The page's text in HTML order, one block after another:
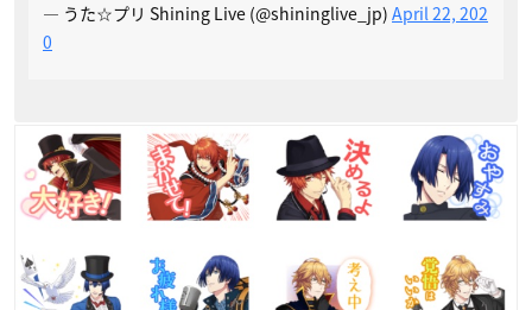
— うた☆プリ Shining Live (@shininglive_jp) April 22, 202
0